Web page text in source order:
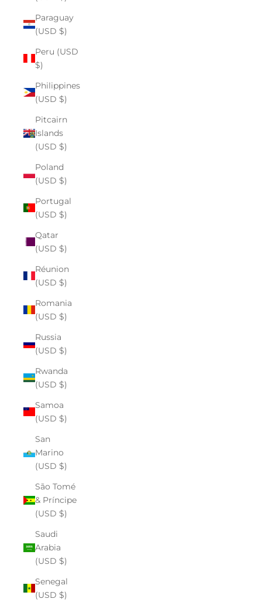
Paraguay
(USD $)
Peru (USD
$)
Philippines
(USD $)
Pitcairn
Islands
(USD $)
Poland
(USD $)
Portugal
(USD $)
Qatar
(USD $)
Réunion
(USD $)
Romania
(USD $)
Russia
(USD $)
Rwanda
(USD $)
Samoa
(USD $)
San
Marino
(USD $)
São Tomé
& Príncipe
(USD $)
Saudi
Arabia
(USD $)
Senegal
(USD $)